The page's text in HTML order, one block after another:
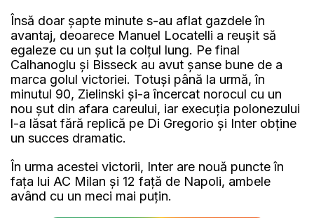
Însă doar șapte minute s-au aflat gazdele în
avantaj, deoarece Manuel Locatelli a reușit să
egaleze cu un șut la colțul lung. Pe final
Calhanoglu și Bisseck au avut șanse bune de a
marca golul victoriei. Totuși până la urmă, în
minutul 90, Zielinski și-a încercat norocul cu un
nou șut din afara careului, iar execuția polonezului
l-a lăsat fără replică pe Di Gregorio și Inter obține
un succes dramatic.
În urma acestei victorii, Inter are nouă puncte în
fața lui AC Milan și 12 față de Napoli, ambele
având cu un meci mai puțin.